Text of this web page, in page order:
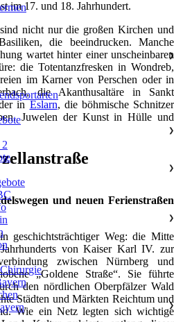
im 17. und 18. Jahrhundert.
nicht nur die großen Kirchen und
die beeindrucken. Manche
wartet hinter einer unscheinbaren
die Totentanzfresken in Wondreb,
im Karner von Perschen oder in
die Akanthusaltäre in Sankt
in Eslarn, die böhmische Schnitzer
Juwelen der Kunst in Hülle und
und neuen Ferienstraßen
geschichtsträchtiger Weg: die Mitte
von Kaiser Karl IV. zur
zwischen Nürnberg und
„Goldene Straße“. Sie führte
den nördlichen Oberpfälzer Wald
Städten und Märkten Reichtum und
Wie ein Netz legten sich wichtige
❯
❯
❯
❯
❯